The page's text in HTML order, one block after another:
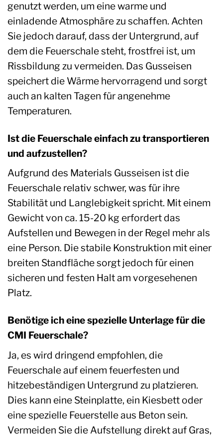
genutzt werden, um eine warme und
einladende Atmosphäre zu schaffen. Achten
Sie jedoch darauf, dass der Untergrund, auf
dem die Feuerschale steht, frostfrei ist, um
Rissbildung zu vermeiden. Das Gusseisen
speichert die Wärme hervorragend und sorgt
auch an kalten Tagen für angenehme
Temperaturen.
Ist die Feuerschale einfach zu transportieren
und aufzustellen?
Aufgrund des Materials Gusseisen ist die
Feuerschale relativ schwer, was für ihre
Stabilität und Langlebigkeit spricht. Mit einem
Gewicht von ca. 15-20 kg erfordert das
Aufstellen und Bewegen in der Regel mehr als
eine Person. Die stabile Konstruktion mit einer
breiten Standfläche sorgt jedoch für einen
sicheren und festen Halt am vorgesehenen
Platz.
Benötige ich eine spezielle Unterlage für die
CMI Feuerschale?
Ja, es wird dringend empfohlen, die
Feuerschale auf einem feuerfesten und
hitzebeständigen Untergrund zu platzieren.
Dies kann eine Steinplatte, ein Kiesbett oder
eine spezielle Feuerstelle aus Beton sein.
Vermeiden Sie die Aufstellung direkt auf Gras,